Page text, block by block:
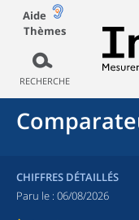
Aide
Thèmes
RECHERCHE
CHIFFRES DÉTAILLÉS
Paru le : 06/08/2026